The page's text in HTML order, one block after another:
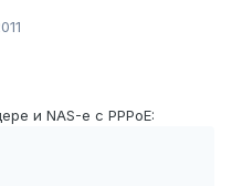
и NAS-е с PPPoE: